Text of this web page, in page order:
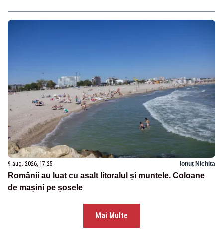
9 aug. 2026, 17:25 Ionuț Nichita
Românii au luat cu asalt litoralul și muntele. Coloane
de mașini pe șosele
Mai Multe